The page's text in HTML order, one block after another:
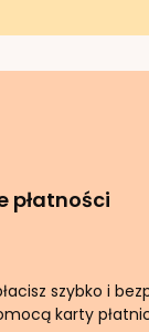
płatności
szybko i
karty